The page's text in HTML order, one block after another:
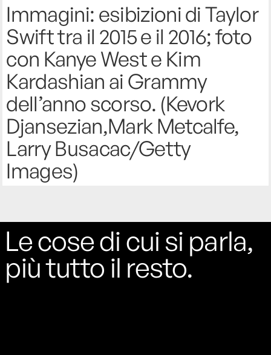
Immagini: esibizioni di Taylor
Swift tra il 2015 e il 2016; foto
con Kanye West e Kim
Kardashian ai Grammy
dell’anno scorso. (Kevork
Djansezian,Mark Metcalfe,
Larry Busacac/Getty
Images)
Le cose di cui si parla,
più tutto il resto.